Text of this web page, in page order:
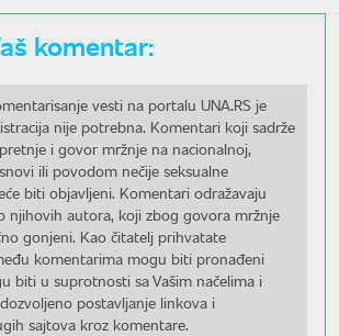
komentar:
vesti na portalu UNA.RS je
nije potrebna. Komentari koji sadrže
i govor mržnje na nacionalnoj,
ili povodom nečije seksualne
biti objavljeni. Komentari odražavaju
njihovih autora, koji zbog govora mržnje
gonjeni. Kao čitatelj prihvatate
komentarima mogu biti pronađeni
biti u suprotnosti sa Vašim načelima i
postavljanje linkova i
sajtova kroz komentare.